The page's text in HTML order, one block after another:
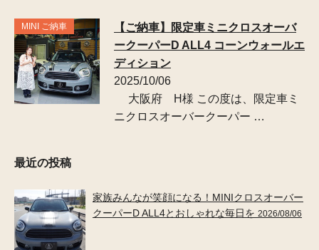
MINI ご納車
【ご納車】限定車ミニクロスオーバ
ークーパーD ALL4 コーンウォールエ
ディション
2025/10/06
大阪府 H様 この度は、限定車ミ
ニクロスオーバークーパー …
最近の投稿
家族みんなが笑顔になる！MINIクロスオーバー
クーパーD ALL4とおしゃれな毎日を 2026/08/06